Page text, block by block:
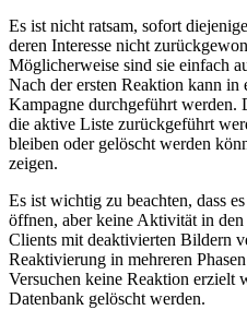
Es ist nicht ratsam, sofort
deren Interesse nicht
Möglicherweise sind sie einfach
Nach der ersten Reaktion kann in
Kampagne durchgeführt werden.
die aktive Liste zurückgeführt
bleiben oder gelöscht werden
zeigen.
Es ist wichtig zu beachten, dass
öffnen, aber keine Aktivität in
Clients mit deaktivierten Bildern
Reaktivierung in mehreren
Versuchen keine Reaktion erzielt
Datenbank gelöscht werden.